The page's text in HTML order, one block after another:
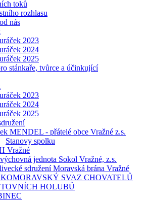
toků
rozhlasu
nás
2023
2024
2025
stánkaře, tvůrce a účinkující
2023
2024
2025
MENDEL - přátelé obce Vražné z.s.
Stanovy spolku
Vražné
jednota Sokol Vražné, z.s.
sdružení Moravská brána Vražné
SVAZ CHOVATELŮ
HOLUBŮ